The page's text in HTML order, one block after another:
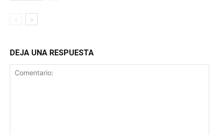
DEJA UNA RESPUESTA